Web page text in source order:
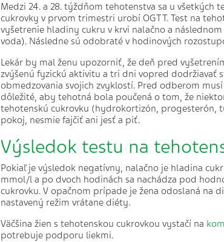
Medzi 24. a 28. týždňom tehotenstva sa u
cukrovky v prvom trimestri urobí OGTT. Test na
vyšetrenie hladiny cukru v krvi nalačno a
voda). Následne sú odobraté v hodinových
Lekár by mal ženu upozorniť, že deň pred
zvýšenú fyzickú aktivitu a tri dni vopred dodržiavať
obmedzovania svojich zvyklostí. Pred odberom
dôležité, aby tehotná bola poučená o tom, že
tehotenskú cukrovku (hydrokortizón, progesterón,
pokoj, nesmie fajčiť ani jesť a piť.
Výsledok testu na
Pokiaľ je výsledok negatívny, nalačno je hladina
mmol/l a po dvoch hodinách sa nachádza pod
cukrovku. V opačnom prípade je žena odoslaná na
nastavený režim vrátane diéty.
Väčšina žien s tehotenskou cukrovkou vystačí na
potrebuje podporu liekmi.